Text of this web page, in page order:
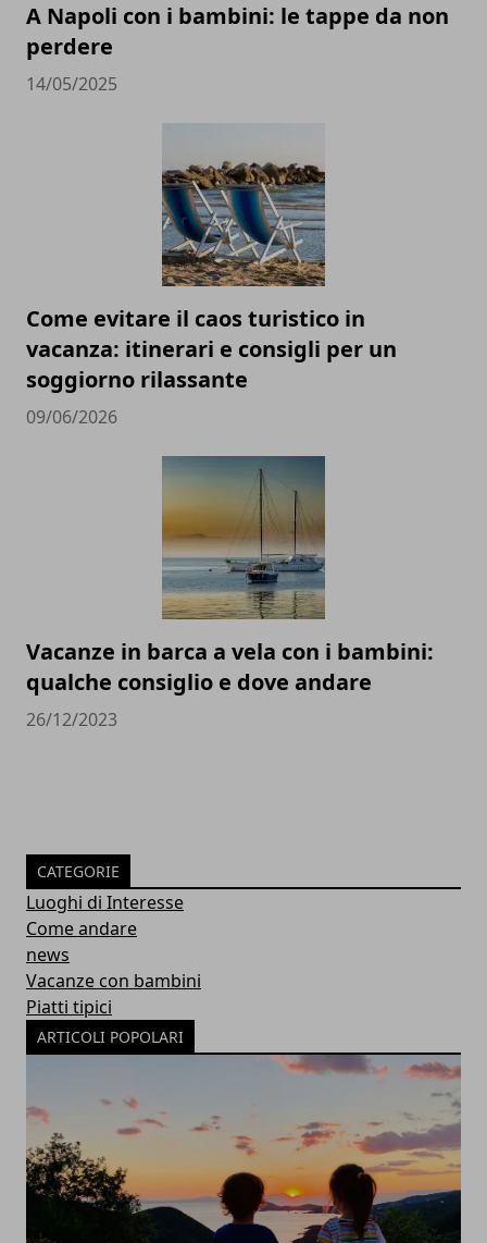
A Napoli con i bambini: le tappe da non
perdere
14/05/2025
Come evitare il caos turistico in
vacanza: itinerari e consigli per un
soggiorno rilassante
09/06/2026
Vacanze in barca a vela con i bambini:
qualche consiglio e dove andare
26/12/2023
CATEGORIE
Luoghi di Interesse
Come andare
news
Vacanze con bambini
Piatti tipici
ARTICOLI POPOLARI